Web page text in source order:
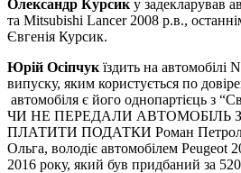
Олександр Курсик у задекларував
та Mitsubishi Lancer 2008 р.в.,
Євгенія Курсик.
Юрій Осіпчук їздить на автомобілі
випуску, яким користується по
автомобіля є його однопартієць з
ЧИ НЕ ПЕРЕДАЛИ АВТОМОБІЛЬ
ПЛАТИТИ ПОДАТКИ Роман
Ольга, володіє автомобілем Peugeot
2016 року, який був придбаний за